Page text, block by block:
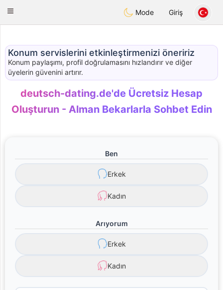
Dating
Toggle
Mode Giriş
Konum servislerini etkinleştirmenizi öneririz
Konum paylaşımı, profil doğrulamasını hızlandırır ve diğer
üyelerin güvenini artırır.
deutsch-dating.de'de Ücretsiz Hesap
Oluşturun - Alman Bekarlarla Sohbet Edin
Ben
Erkek
Kadın
Arıyorum
Erkek
Kadın